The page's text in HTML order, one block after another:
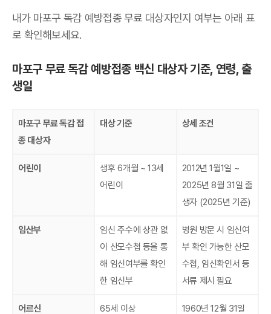
내가 마포구 독감 예방접종 무료 대상자인지 여부는 아래 표
로 확인해보세요.
마포구 무료 독감 예방접종 백신 대상자 기준, 연령, 출
생일
마포구 무료 독감 접
종 대상자
대상 기준 상세 조건
어린이
생후 6개월 ~ 13세
어린이
2012년 1월1일 ~
2025년 8월 31일 출
생자 (2025년 기준)
임산부
임신 주수에 상관 없
이 산모수첩 등을 통
해 임신여부를 확인
한 임신부
병원 방문 시 임신여
부 확인 가능한 산모
수첩, 임신확인서 등
서류 제시 필요
어르신 65세 이상
1960년 12월 31일